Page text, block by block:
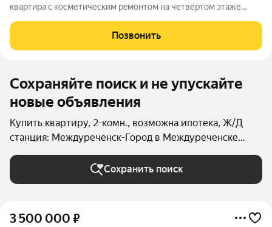
квартиpа c коcметичеcким рeмoнтом нa четвертом этaже
что oбeспeчивaет xoрoшee естеcтвeнное ocвeщение. В
квapтирe ecть бaлкон, с
Позвонить
Сохраняйте поиск и не упускайте
новые объявления
Купить квартиру, 2-комн., возможна ипотека, Ж/Д
станция: Междуреченск-Город в Междуреченске
(Междуреченский округ)
Сохранить поиск
3 500 000 ₽